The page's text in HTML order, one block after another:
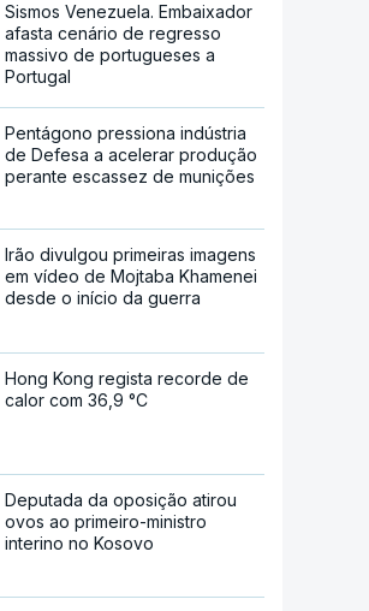
Sismos Venezuela. Embaixador
afasta cenário de regresso
massivo de portugueses a
Portugal
Pentágono pressiona indústria
de Defesa a acelerar produção
perante escassez de munições
Irão divulgou primeiras imagens
em vídeo de Mojtaba Khamenei
desde o início da guerra
Hong Kong regista recorde de
calor com 36,9 °C
Deputada da oposição atirou
ovos ao primeiro-ministro
interino no Kosovo